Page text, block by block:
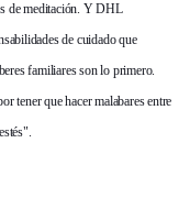
de meditación. Y DHL
de cuidado que
familiares son lo primero.
tener que hacer malabares entre